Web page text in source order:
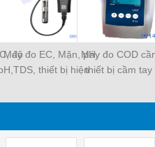
độ
Máy đo EC, Mặn, pH,
TDS, thiết bị hiện
Máy đo COD
thiết bị cầm tay